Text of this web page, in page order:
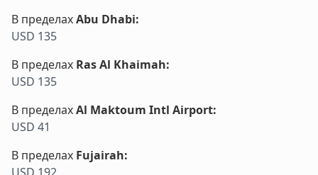
В пределахAbu Dhabi:
USD 135
В пределах Ras Al Khaimah:
USD 135
В пределахAl Maktoum Intl Airport:
USD 41
В пределах Fujairah: